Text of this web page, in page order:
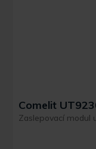
Comelit
Zaslepovací modul